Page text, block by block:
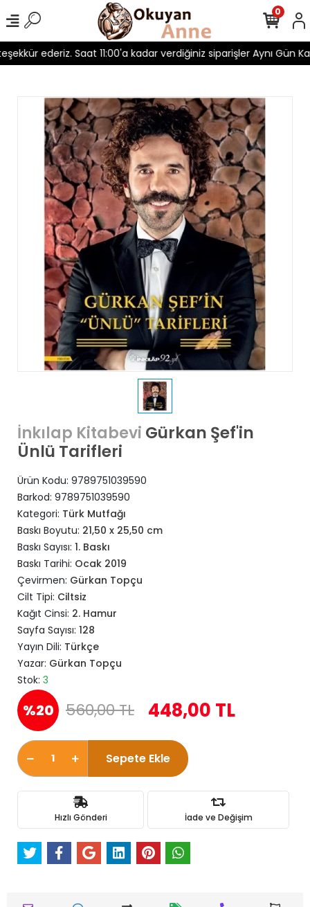
ederiz. Saat 11:00'a kadar verdiğiniz siparişler Aynı Gün
0
İnkılap Kitabevi Gürkan Şef'in
Ünlü Tarifleri
Ürün Kodu: 9789751039590
Barkod: 9789751039590
Kategori: Türk Mutfağı
Baskı Boyutu: 21,50 x 25,50 cm
Baskı Sayısı: 1. Baskı
Baskı Tarihi: Ocak 2019
Çevirmen: Gürkan Topçu
Cilt Tipi: Ciltsiz
Kağıt Cinsi: 2. Hamur
Sayfa Sayısı: 128
Yayın Dili: Türkçe
Yazar: Gürkan Topçu
Stok: 3
%20 560,00 TL 448,00 TL
Sepete Ekle
Hızlı Gönderi İade ve Değişim